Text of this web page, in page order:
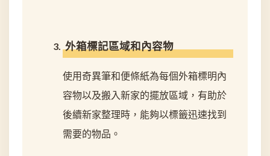
外箱標記區域和內容物
使用奇異筆和便條紙為每個外箱標明內
容物以及搬入新家的擺放區域，有助於
後續新家整理時，能夠以標籤迅速找到
需要的物品。